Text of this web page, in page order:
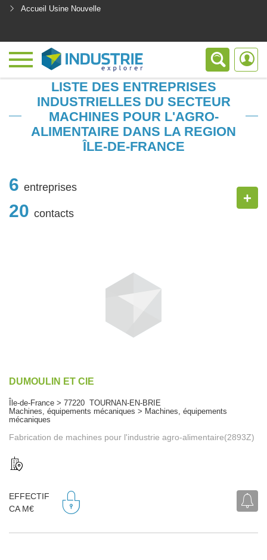
Accueil Usine Nouvelle
LISTE DES ENTREPRISES
INDUSTRIELLES DU SECTEUR
MACHINES POUR L'AGRO-
ALIMENTAIRE DANS LA REGION
ÎLE-DE-FRANCE
6 entreprises
20 contacts
+
DUMOULIN ET CIE
Île-de-France > 77220 TOURNAN-EN-BRIE
Machines, équipements mécaniques > Machines, équipements
mécaniques
Fabrication de machines pour l'industrie agro-alimentaire(2893Z)
EFFECTIF
CA M€